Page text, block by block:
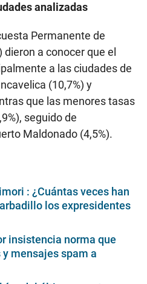
analizadas
Permanente de
dieron a conocer que el
a las ciudades de
(10,7%) y
que las menores tasas
seguido de
Maldonado (4,5%).
: ¿Cuántas veces han
los expresidentes
insistencia norma que
mensajes spam a